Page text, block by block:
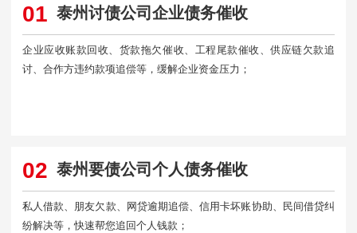
01 泰州讨债公司企业债务催收
企业应收账款回收、货款拖欠催收、工程尾款催收、供应链欠款追
讨、合作方违约款项追偿等，缓解企业资金压力；
02 泰州要债公司个人债务催收
私人借款、朋友欠款、网贷逾期追偿、信用卡坏账协助、民间借贷纠
纷解决等，快速帮您追回个人钱款；